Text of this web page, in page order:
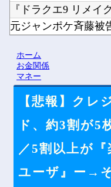
元ジャンポケ斉藤被
ホーム
お金関係
マネー
【悲報】クレ
ド、約3割が5
／5割以上が
ユーザ』ー→